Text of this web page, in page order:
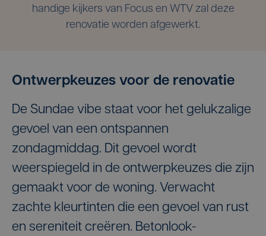
handige kijkers van Focus en WTV zal deze
renovatie worden afgewerkt.
Ontwerpkeuzes voor de renovatie
De Sundae vibe staat voor het gelukzalige
gevoel van een ontspannen
zondagmiddag. Dit gevoel wordt
weerspiegeld in de ontwerpkeuzes die zijn
gemaakt voor de woning. Verwacht
zachte kleurtinten die een gevoel van rust
en sereniteit creëren. Betonlook-